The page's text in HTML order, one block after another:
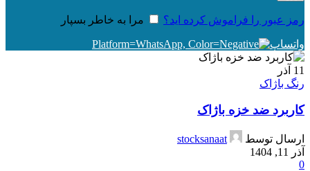
رمز عبور را فراموش کرده اید؟ مرا به خاطر بسپار
واتساپ
11 آذر
رنگ باژاک
کاربرد ضد خزه باژاک
ارسال توسط
stocksanaat
آذر 11, 1404
0